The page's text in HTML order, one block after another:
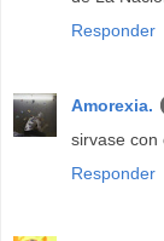
Responder
Amorexia.
sirvase con
Responder